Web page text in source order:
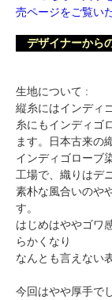
売ページをご覧い
デザイナーから
生地について :
縦糸にはインディ
糸にもインディゴ
ます。日本古来の
インディゴローブ
工場で、織りはデ
素朴な風合いのや
す。
はじめはややゴワ
らかくなり
なんとも言えない
今回はやや厚手で